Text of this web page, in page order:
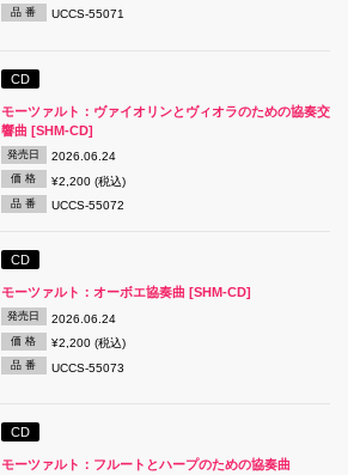
品 番 UCCS-55071
CD
モーツァルト：ヴァイオリンとヴィオラのための協奏交
響曲 [SHM-CD]
発売日 2026.06.24
価 格 ¥2,200 (税込)
品 番 UCCS-55072
CD
モーツァルト：オーボエ協奏曲 [SHM-CD]
発売日 2026.06.24
価 格 ¥2,200 (税込)
品 番 UCCS-55073
CD
モーツァルト：フルートとハープのための協奏曲